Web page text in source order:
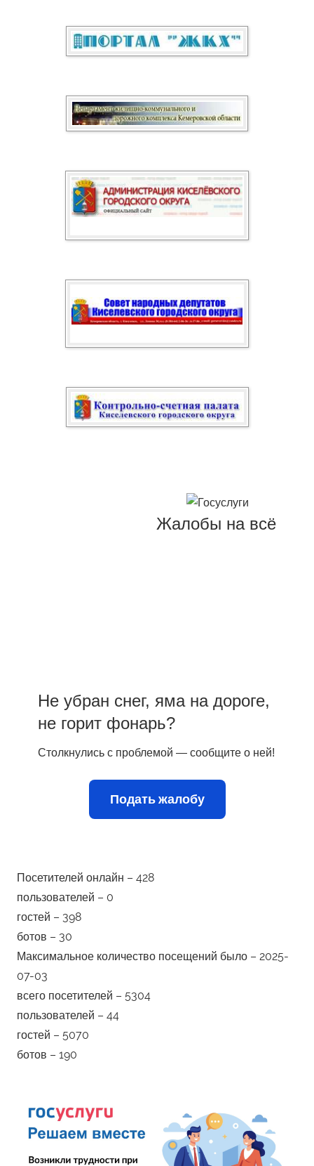
Жалобы на всё
Не убран снег, яма на дороге,
не горит фонарь?
Столкнулись с проблемой — сообщите о ней!
Подать жалобу
Посетителей онлайн – 428
пользователей – 0
гостей – 398
ботов – 30
Максимальное количество посещений было – 2025-
07-03
всего посетителей – 5304
пользователей – 44
гостей – 5070
ботов – 190